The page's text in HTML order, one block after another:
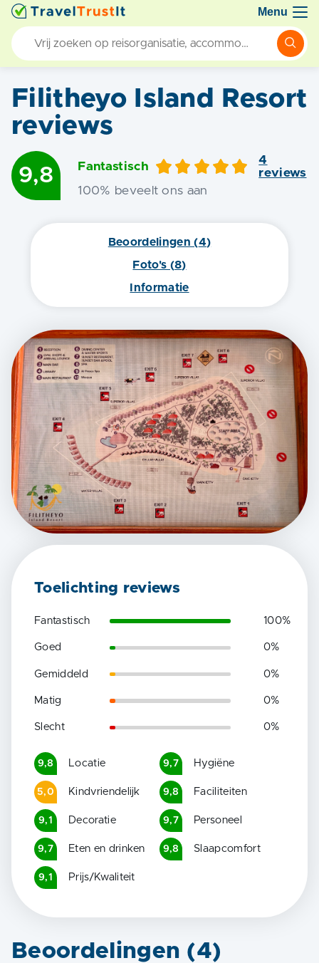
Menu
Filitheyo Island Resort
reviews
9,8 Fantastisch
4
reviews
100% beveelt ons aan
Beoordelingen (4)
Foto's (8)
Informatie
Toelichting reviews
Fantastisch 100%
Goed 0%
Gemiddeld 0%
Matig 0%
Slecht 0%
9,8 Locatie 9,7 Hygiëne
5,0 Kindvriendelijk 9,8 Faciliteiten
9,1 Decoratie 9,7 Personeel
9,7 Eten en drinken 9,8 Slaapcomfort
9,1 Prijs/Kwaliteit
Beoordelingen (4)